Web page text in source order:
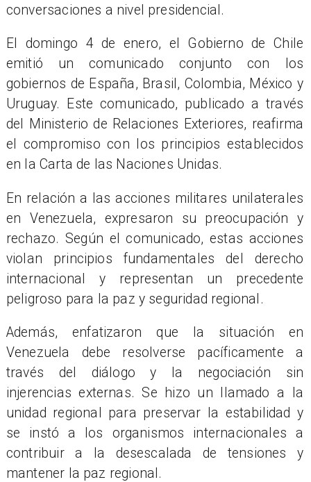
conversaciones a nivel presidencial.
El domingo 4 de enero, el Gobierno de Chile
emitió un comunicado conjunto con los
gobiernos de España, Brasil, Colombia, México y
Uruguay. Este comunicado, publicado a través
del Ministerio de Relaciones Exteriores, reafirma
el compromiso con los principios establecidos
en la Carta de las Naciones Unidas.
En relación a las acciones militares unilaterales
en Venezuela, expresaron su preocupación y
rechazo. Según el comunicado, estas acciones
violan principios fundamentales del derecho
internacional y representan un precedente
peligroso para la paz y seguridad regional.
Además, enfatizaron que la situación en
Venezuela debe resolverse pacíficamente a
través del diálogo y la negociación sin
injerencias externas. Se hizo un llamado a la
unidad regional para preservar la estabilidad y
se instó a los organismos internacionales a
contribuir a la desescalada de tensiones y
mantener la paz regional.